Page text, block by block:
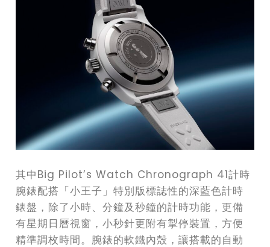
其中Big Pilot’s Watch Chronograph 41計時
腕錶配搭「小王子」特別版標誌性的深藍色計時
錶盤，除了小時、分鐘及秒鐘的計時功能，更備
有星期日曆視窗，小秒針更附有掣停裝置，方便
精準調枚時間。腕錶的軟鐵內殼，讓搭載的自動